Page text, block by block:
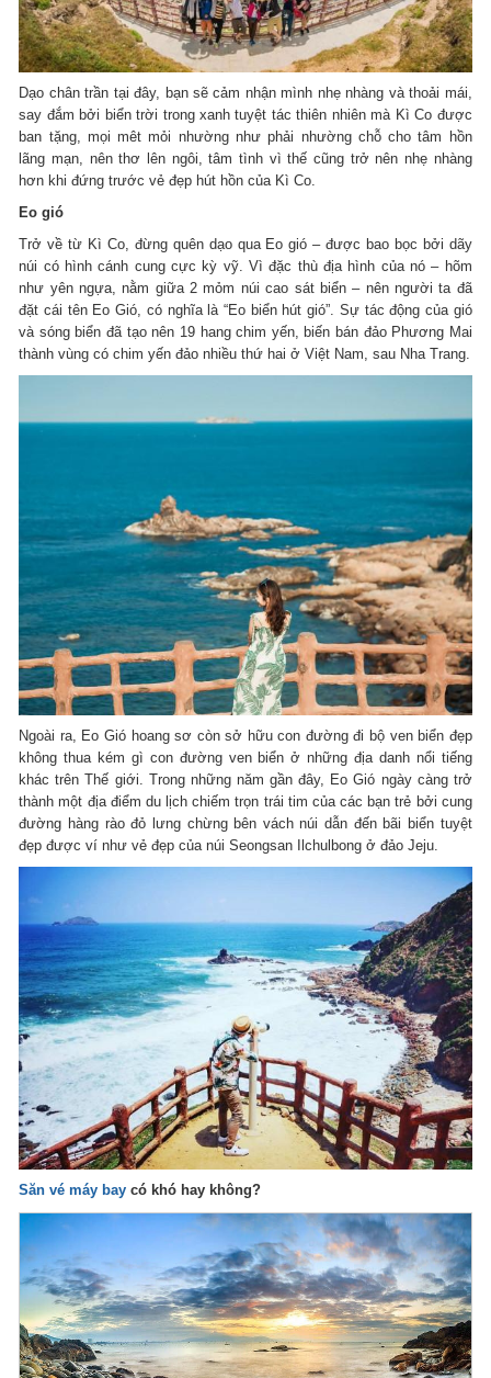
Dạo chân trần tại đây, bạn sẽ cảm nhận mình nhẹ nhàng và thoải mái,
say đắm bởi biển trời trong xanh tuyệt tác thiên nhiên mà Kì Co được
ban tặng, mọi mêt mỏi nhường như phải nhường chỗ cho tâm hồn
lãng mạn, nên thơ lên ngôi, tâm tình vì thế cũng trở nên nhẹ nhàng
hơn khi đứng trước vẻ đẹp hút hồn của Kì Co.
Eo gió
Trở về từ Kì Co, đừng quên dạo qua Eo gió – được bao bọc bởi dãy
núi có hình cánh cung cực kỳ vỹ. Vì đặc thù địa hình của nó – hõm
như yên ngựa, nằm giữa 2 mỏm núi cao sát biển – nên người ta đã
đặt cái tên Eo Gió, có nghĩa là “Eo biển hút gió”. Sự tác động của gió
và sóng biển đã tạo nên 19 hang chim yến, biến bán đảo Phương Mai
thành vùng có chim yến đảo nhiều thứ hai ở Việt Nam, sau Nha Trang.
Ngoài ra, Eo Gió hoang sơ còn sở hữu con đường đi bộ ven biển đẹp
không thua kém gì con đường ven biển ở những địa danh nổi tiếng
khác trên Thế giới. Trong những năm gần đây, Eo Gió ngày càng trở
thành một địa điểm du lịch chiếm trọn trái tim của các bạn trẻ bởi cung
đường hàng rào đỏ lưng chừng bên vách núi dẫn đến bãi biển tuyệt
đẹp được ví như vẻ đẹp của núi Seongsan Ilchulbong ở đảo Jeju.
Săn vé máy bay có khó hay không?